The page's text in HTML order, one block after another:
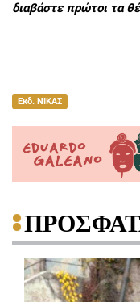
διαβάστε πρώτοι τα
Εκδ. ΝΙΚΑΣ